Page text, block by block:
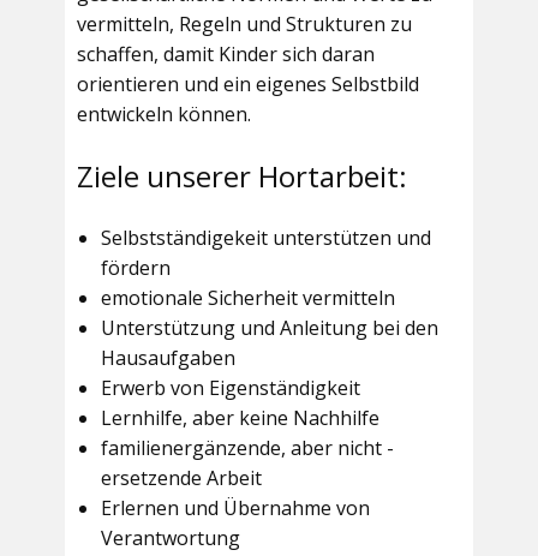
vermitteln, Regeln und Strukturen zu
schaffen, damit Kinder sich daran
orientieren und ein eigenes Selbstbild
entwickeln können.
Ziele unserer Hortarbeit:
Selbstständigekeit unterstützen und
fördern
emotionale Sicherheit vermitteln
Unterstützung und Anleitung bei den
Hausaufgaben
Erwerb von Eigenständigkeit
Lernhilfe, aber keine Nachhilfe
familienergänzende, aber nicht -
ersetzende Arbeit
Erlernen und Übernahme von
Verantwortung